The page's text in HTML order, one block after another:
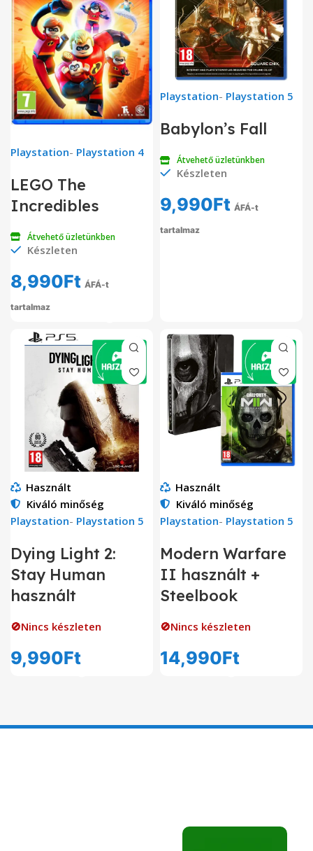
Playstation- Playstation 4
LEGO The
Incredibles
Átvehető üzletünkben
Készleten
8,990Ft ÁFÁ-t
tartalmaz
Playstation- Playstation 5
Babylon’s Fall
Átvehető üzletünkben
Készleten
9,990Ft ÁFÁ-t
tartalmaz
Használt
Kiváló minőség
Playstation- Playstation 5
Dying Light 2:
Stay Human
használt
🚫Nincs készleten
9,990Ft
Használt
Kiváló minőség
Playstation- Playstation 5
Modern Warfare
II használt +
Steelbook
🚫Nincs készleten
14,990Ft